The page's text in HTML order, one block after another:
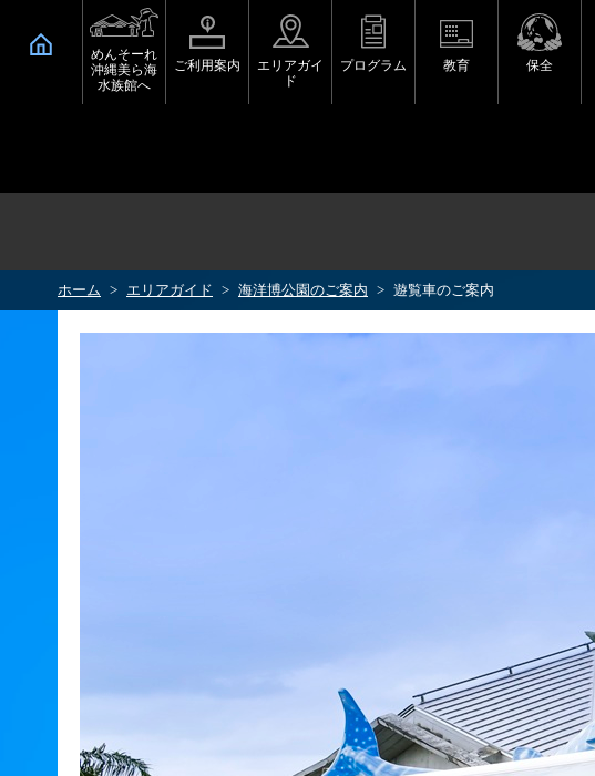
めんそーれ
沖縄美ら海
水族館へ
ご利用案内
エリアガイ
ド
プログラム 教育 保全
ホーム エリアガイド 海洋博公園のご案内 遊覧車のご案内